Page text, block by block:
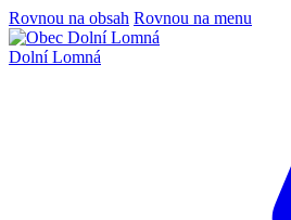
Rovnou na obsah Rovnou na menu
Dolní Lomná